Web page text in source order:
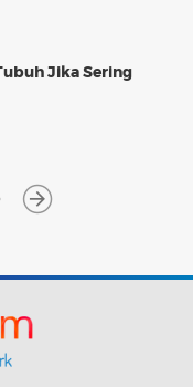
Jika Sering